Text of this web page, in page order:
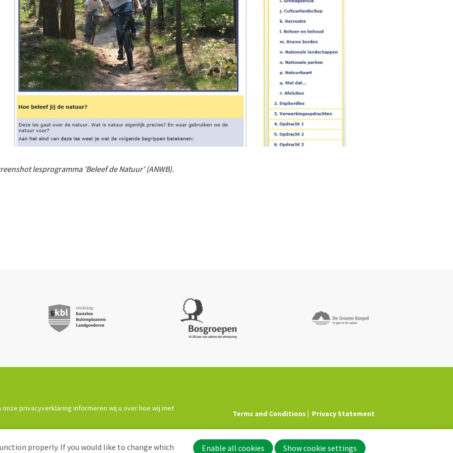
lesprogramma 'Beleef de Natuur' (ANWB).
privacyverklaring informeren wij u over hoe wij met
Terms and Conditions Privacy Statement
properly. If you would like to change which Enable all cookies Show cookie settings